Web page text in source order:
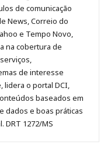
de comunicação
News, Correio do
e Tempo Novo,
na cobertura de
de interesse
lidera o portal DCI,
baseados em
dados e boas práticas
DRT 1272/MS